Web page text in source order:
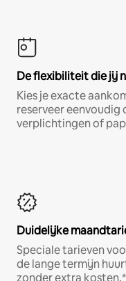
De flexibiliteit die jij
Kies je exacte
reserveer eenvoudig
verplichtingen of
Duidelijke
Speciale tarieven
de lange termijn
zonder extra kosten.*